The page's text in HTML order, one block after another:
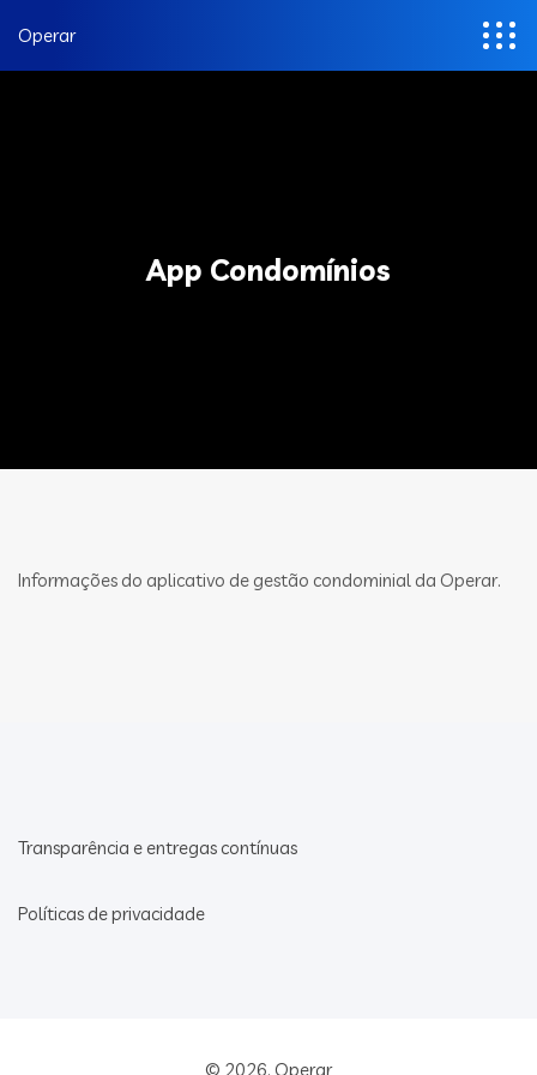
Operar
App Condomínios
Informações do aplicativo de gestão condominial da Operar.
Transparência e entregas contínuas
Políticas de privacidade
© 2026. Operar